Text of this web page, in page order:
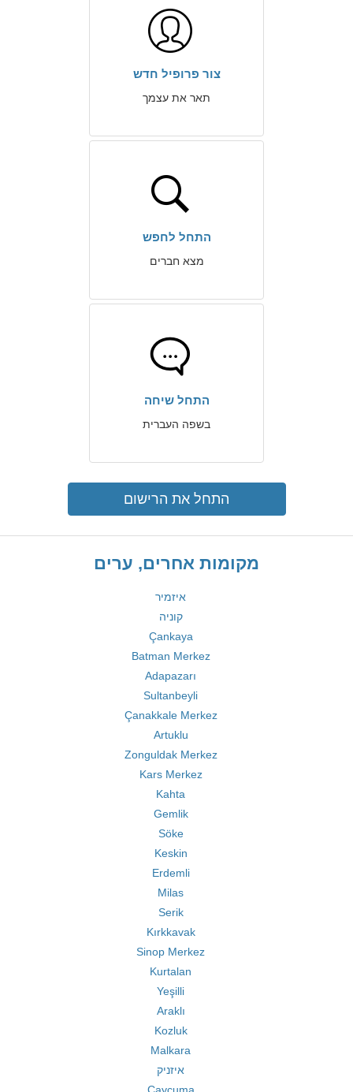
צור פרופיל חדש
תאר את עצמך
התחל לחפש
מצא חברים
התחל שיחה
בשפה העברית
התחל את הרישום
מקומות אחרים, ערים
איזמיר
קוניה
Çankaya
Batman Merkez
Adapazarı
Sultanbeyli
Çanakkale Merkez
Artuklu
Zonguldak Merkez
Kars Merkez
Kahta
Gemlik
Söke
Keskin
Erdemli
Milas
Serik
Kırkkavak
Sinop Merkez
Kurtalan
Yeşilli
Araklı
Kozluk
Malkara
איזניק